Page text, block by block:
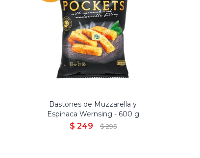
Bastones de Muzzarella y
Espinaca Wernsing - 600 g
$ 249 $ 295